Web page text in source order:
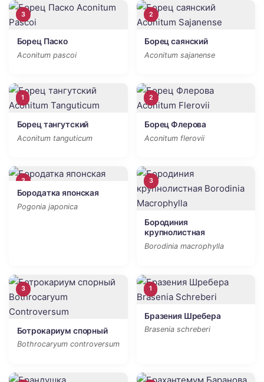
3
Борец Паско
Aconitum pascoi
2
Борец саянский
Aconitum sajanense
1
Борец тангутский
Aconitum tanguticum
2
Борец Флерова
Aconitum flerovii
3
Бородатка японская
Pogonia japonica
3
Бородиния
крупнолистная
Borodinia macrophylla
3
Ботрокариум спорный
Bothrocaryum controversum
1
Бразения Шребера
Brasenia schreberi